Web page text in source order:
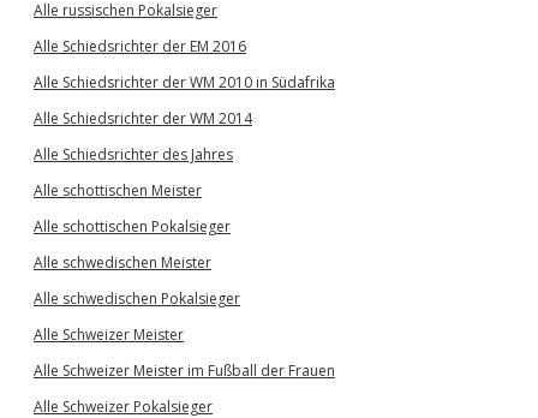
Alle russischen Pokalsieger
Alle Schiedsrichter der EM 2016
Alle Schiedsrichter der WM 2010 in Südafrika
Alle Schiedsrichter der WM 2014
Alle Schiedsrichter des Jahres
Alle schottischen Meister
Alle schottischen Pokalsieger
Alle schwedischen Meister
Alle schwedischen Pokalsieger
Alle Schweizer Meister
Alle Schweizer Meister im Fußball der Frauen
Alle Schweizer Pokalsieger